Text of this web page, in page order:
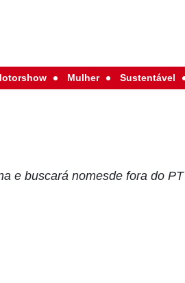
Mulher Sustentável
e buscará nomesde fora do PT